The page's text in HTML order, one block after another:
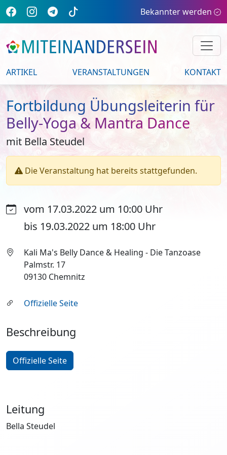
Bekannter werden
ARTIKEL VERANSTALTUNGEN KONTAKT
Fortbildung Übungsleiterin für
Belly-Yoga & Mantra Dance
mit Bella Steudel
Die Veranstaltung hat bereits stattgefunden.
vom 17.03.2022 um 10:00 Uhr
bis 19.03.2022 um 18:00 Uhr
Kali Ma's Belly Dance & Healing - Die Tanzoase
Palmstr. 17
09130 Chemnitz
Offizielle Seite
Beschreibung
Offizielle Seite
Leitung
Bella Steudel